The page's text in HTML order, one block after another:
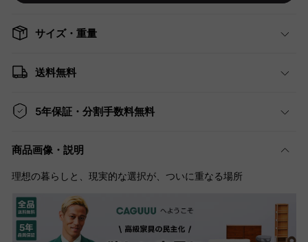
サイズ・重量
送料無料
5年保証・分割手数料無料
商品画像・説明
理想の暮らしと、現実的な選択が、ついに重なる場所